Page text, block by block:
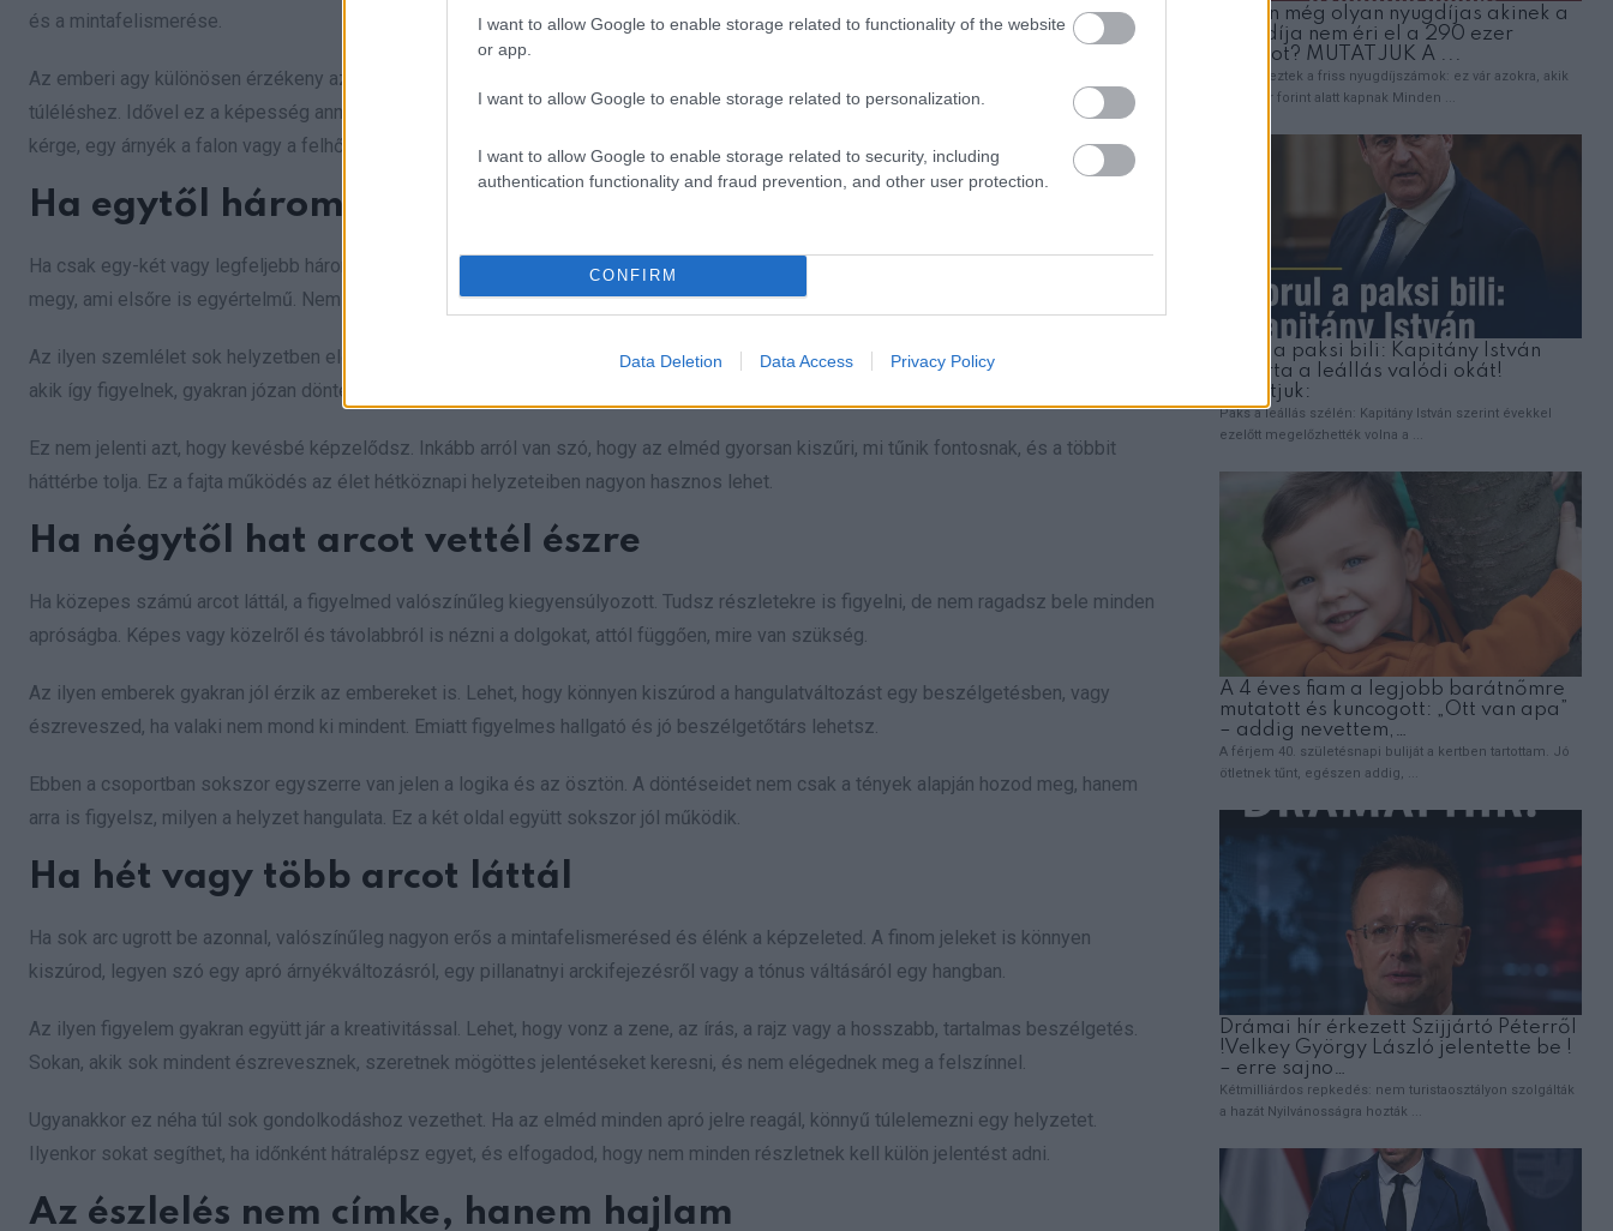
I want to allow Google to enable storage related to functionality of the website
or app.
I want to allow Google to enable storage related to personalization.
I want to allow Google to enable storage related to security, including
authentication functionality and fraud prevention, and other user protection.
CONFIRM
Data Deletion Data Access Privacy Policy
és a mintafelismerése.
Az emberi agy különösen érzékeny az arcokra. Már egészen kicsi korban gyorsan felismerjük őket, mert ez régen fontos volt a
túléléshez. Idővel ez a képesség annyira beépült, hogy az agyunk ma is gyakran arcokat lát ott is, ahol nincs valódi arc. Elég egy fa
kérge, egy árnyék a falon vagy a felhők mintája.
Ha egytől három arcot láttál
Ha csak egy-két vagy legfeljebb három arc tűnt fel, valószínűleg inkább fókuszált és gyakorlatias vagy. A figyelmed általában arra
megy, ami elsőre is egyértelmű. Nem kutatsz minden apró részlet után, inkább azt veszed észre, ami a legerősebben látszik.
Az ilyen szemlélet sok helyzetben előnyös. Segít higgadtnak maradni, és nem visz bele felesleges bonyolításokba. Azok az emberek,
akik így figyelnek, gyakran józan döntéseket hoznak, mert a látható tényekre támaszkodnak.
Ez nem jelenti azt, hogy kevésbé képzelődsz. Inkább arról van szó, hogy az elméd gyorsan kiszűri, mi tűnik fontosnak, és a többit
háttérbe tolja. Ez a fajta működés az élet hétköznapi helyzeteiben nagyon hasznos lehet.
Ha négytől hat arcot vettél észre
Ha közepes számú arcot láttál, a figyelmed valószínűleg kiegyensúlyozott. Tudsz részletekre is figyelni, de nem ragadsz bele minden
apróságba. Képes vagy közelről és távolabbról is nézni a dolgokat, attól függően, mire van szükség.
Az ilyen emberek gyakran jól érzik az embereket is. Lehet, hogy könnyen kiszúrod a hangulatváltozást egy beszélgetésben, vagy
észreveszed, ha valaki nem mond ki mindent. Emiatt figyelmes hallgató és jó beszélgetőtárs lehetsz.
Ebben a csoportban sokszor egyszerre van jelen a logika és az ösztön. A döntéseidet nem csak a tények alapján hozod meg, hanem
arra is figyelsz, milyen a helyzet hangulata. Ez a két oldal együtt sokszor jól működik.
Ha hét vagy több arcot láttál
Ha sok arc ugrott be azonnal, valószínűleg nagyon erős a mintafelismerésed és élénk a képzeleted. A finom jeleket is könnyen
kiszúrod, legyen szó egy apró árnyékváltozásról, egy pillanatnyi arckifejezésről vagy a tónus váltásáról egy hangban.
Az ilyen figyelem gyakran együtt jár a kreativitással. Lehet, hogy vonz a zene, az írás, a rajz vagy a hosszabb, tartalmas beszélgetés.
Sokan, akik sok mindent észrevesznek, szeretnek mögöttes jelentéseket keresni, és nem elégednek meg a felszínnel.
Ugyanakkor ez néha túl sok gondolkodáshoz vezethet. Ha az elméd minden apró jelre reagál, könnyű túlelemezni egy helyzetet.
Ilyenkor sokat segíthet, ha időnként hátralépsz egyet, és elfogadod, hogy nem minden részletnek kell külön jelentést adni.
Az észlelés nem címke, hanem hajlam